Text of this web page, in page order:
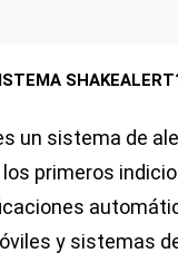
un sistema de
primeros
y sistemas